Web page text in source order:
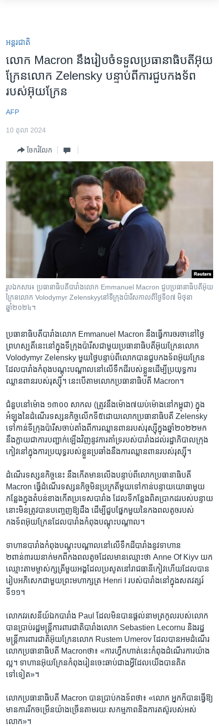
គេហទំព័រ​
ទាក់ទង
រំលង​
និង​
ចូល​
ទំព័រ​
ព័ត៌មាន​​
រំលង​
និង​
ចូល​
ទៅ​
ទៅ​
កាន់​
ទំព័រ​
ស្វែង​
អន្តរជាតិ
អាមេរិក
ចិន
ហេឡូវីអូអេ
កម្ពុជាច្នៃប្រតិដ្ឋ
ព្រឹត្តិការណ៍ព័ត៌មាន
ទូរទស្សន៍ / វីដេអូ​
វិទ្យុ / ផតខាសថ៍
កម្មវិធីទាំងអស់
Khmer English
បណ្តាញ​សង្គម
ភាសា
អន្តរជាតិ
លោក Macron នឹងរៀបចំ​ទទួល​ប្រធានាធិបតី​អ៊ុយ
ក្រែន​លោក Zelensky បន្ទាប់ពី​ការ​ជួប​កងទ័ព​
របស់​អ៊ុយក្រែន
AFP
10 តុលា 2024
ចែករំលែក
រូបឯកសារ៖ ប្រធានាធិបតី​បារាំង​លោក Emmanuel Macron ជួប​ប្រធានាធិបតី​អ៊ុយ
ក្រែន​លោក​ Volodymyr Zelenskyyនៅទីក្រុងប៉ារីស​កាលពីថ្ងៃទី​០៧ មិថុនា
ឆ្នាំ២០២៤។
ប្រធានាធិបតី​បារាំង​លោក Emmanuel Macron នឹង​ធ្វើការ​ចរចា​នៅ​ថ្ងៃ​
ព្រហស្បតិ៍​នេះ​នៅ​ក្នុង​ទីក្រុង​ប៉ារីសជាមួយ​ប្រធានាធិបតី​អ៊ុយក្រែន​លោក
Volodymyr Zelensky មួយ​ថ្ងៃ​បន្ទាប់ពី​លោក​បាន​ជួប​កងទ័ព​អ៊ុយក្រែន​
ដែល​បារាំង​កំពុង​បណ្តុះ​បណ្តាល​នៅលើ​ទឹកដី​របស់​ខ្លួនដើម្បី​ប្រយុទ្ធ​ការ
ឈ្លានពាន​របស់​រុស្ស៊ី។ នេះ​បើ​តាម​លោក​ប្រធានាធិបតី Macron។
ជំនួប​នៅ​ម៉ោង ១៣០០ សាកល (ត្រូវ​នឹង​ម៉ោង​៧​យប់​ម៉ោង​នៅ​កម្ពុជា) ក្នុង​
អំឡុង​នៃ​ដំណើរ​ទស្សនកិច្ច​លើក​ទី៥​ដោយ​លោក​ប្រធានាធិបតី Zelensky
ទៅកាន់​ទីក្រុង​ប៉ារីស​ចាប់​តាំង​ពី​ការឈ្លានពាន​របស់​រុស្ស៊ីក្នុង​ឆ្នាំ​២០២២​មក
នឹង​ក្លាយ​ជា​ការ​បញ្ជាក់​ឡើង​វិញ​នូវ​ការ​គាំទ្រ​របស់​បារាំង​ដល់​រដ្ឋាភិបាល​ក្រុង​
កៀវ​នៅ​ក្នុង​ការ​ប្រយុទ្ធ​របស់​ខ្លួន​ប្រឆាំង​នឹង​ការឈ្លានពាន​របស់​រុស្ស៊ី។
ដំណើរ​ទស្សនកិច្ច​នេះ នឹង​កើត​មាន​លើង​បន្ទាប់​ពី​លោក​ប្រធានាធិបតី
Macron ធ្វើ​ដំណើរ​ទស្សនកិច្ច​មិន​ប្រក្រតី​មួយ​ទៅកាន់​បន្ទាយ​យោធា​មួយ​
កន្លែងក្នុង​តំបន់​ខាង​កើត​ប្រទេស​បារាំង ដែល​ទីកន្លែង​ពិតប្រាកដ​របស់​បន្ទាយ​
នោះ​មិន​ត្រូវ​បាន​បញ្ចេញ​ឱ្យ​ដឹង ដើម្បី​ជួប​ផ្នែក​មួយ​នៃ​កងពល​តូច​របស់​
កងទ័ព​អ៊ុយក្រែន​ដែល​បារាំង​កំពុង​បណ្តុះបណ្តាល។
ទាហាន​បារាំង​កំពុង​បណ្តុះបណ្តាល​នៅ​លើ​ទឹកដី​បារាំង​នូវ​ទាហាន​
២ពាន់៣រយ​នាក់​មក​ពី​កងពល​តូច​ដែល​មាន​ឈ្មោះ​ថា Anne Of Kiyv យក​
ឈ្មោះ​តាម​ម្ចាស់ក្សត្រី​មួយ​អង្គ​ដែល​ប្រសូត​នៅ​រាជធានី​កៀវ​ហើយ​ដែល​បាន​
រៀប​អភិសេក​ជាមួយ​ព្រះ​មហាក្សត្រ Henri I របស់​បារាំង​នៅ​ក្នុង​សតវត្សរ៍​
ទី១១។
លោក​វរសេនីយ៍​ឯក​បារាំង Paul ដែល​មិន​បាន​ផ្តល់​នាម​ត្រកូល​របស់​លោក​
បាន​ប្រាប់​រដ្ឋមន្ត្រី​ការពារ​ជាតិ​បារាំង​លោក Sebastien Lecornu និង​រដ្ឋ
មន្ត្រី​ការពារ​ជាតិ​អ៊ុយក្រែន​លោក Rustem Umerov ដែល​បាន​អម​ដំណើរ​
លោក​ប្រធានាធិបតី Macronថា៖ «ការ​ហ្វឹកហាត់​នេះ​កំពុង​ដំណើរការ​យ៉ាង​
ល្អ។ ទាហាន​អ៊ុយក្រែន​កំពុង​រៀន​ចេះ​ឆាប់ជាង​អ្វី​ដែល​យើង​បាន​គិត​
ទៅទៀត»។
លោក​ប្រធានាធិបតី Macron បាន​ប្រាប់​កងទ័ព​ថា៖ «លោក អ្នក​ក៏​បាន​ធ្វើ​ឱ្យ​
មាន​ការ​រីក​ចម្រើន​យ៉ាង​ច្រើន​តាមរយៈ​សកម្មភាព​និង​ការ​តស៊ូ​របស់​អស់​
លោក»។